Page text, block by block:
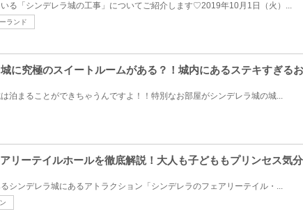
る「シンデレラ城の工事」についてご紹介します♡2019年10月1日（火）...
ランド
城に究極のスイートルームがある？！城内にあるステキすぎる
泊まることができちゃうんですよ！！特別なお部屋がシンデレラ城の城...
アリーテイルホールを徹底解説！大人も子どももプリンセス気
シンデレラ城にあるアトラクション「シンデレラのフェアリーテイル・...